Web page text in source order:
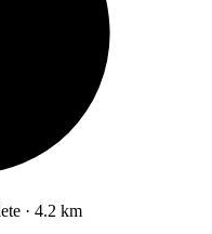
· 4.2 km